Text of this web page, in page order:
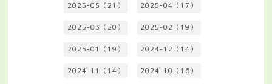
2025-05（21） 2025-04（17）
2025-03（20） 2025-02（19）
2025-01（19） 2024-12（14）
2024-11（14） 2024-10（16）